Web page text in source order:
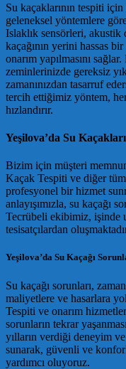
Su kaçaklarının tespiti
geleneksel yöntemlere
Islaklık sensörleri, akustik
kaçağının yerini hassas
onarım yapılmasını
zeminlerinizde gereksiz
zamanınızdan tasarruf
tercih ettiğimiz yöntem,
hızlandırır.
Yeşilova’da Su
Bizim için müşteri
Kaçak Tespiti ve diğer
profesyonel bir hizmet
anlayışımızla, su kaçağı
Tecrübeli ekibimiz, işinde
tesisatçılardan
Yeşilova’da Su Kaçağı
Su kaçağı sorunları,
maliyetlere ve hasarlara
Tespiti ve onarım
sorunların tekrar
yılların verdiği deneyim
sunarak, güvenli ve
yardımcı oluyoruz.